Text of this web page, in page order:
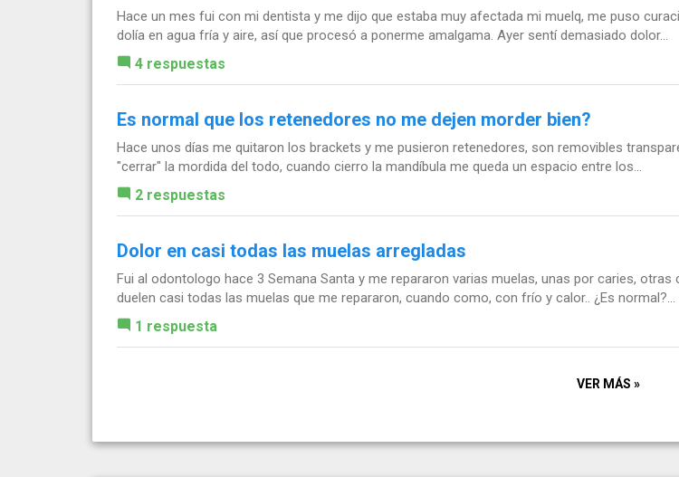
Hace un mes fui con mi dentista y me dijo que estaba muy afectada mi muelq, me puso
dolía en agua fría y aire, así que procesó a ponerme amalgama. Ayer sentí demasiado dolor...
4 respuestas
Es normal que los retenedores no me dejen morder bien?
Hace unos días me quitaron los brackets y me pusieron retenedores, son removibles
"cerrar" la mordida del todo, cuando cierro la mandíbula me queda un espacio entre los...
2 respuestas
Dolor en casi todas las muelas arregladas
Fui al odontologo hace 3 Semana Santa y me repararon varias muelas, unas por caries,
duelen casi todas las muelas que me repararon, cuando como, con frío y calor.. ¿Es normal?...
1 respuesta
VER MÁS »